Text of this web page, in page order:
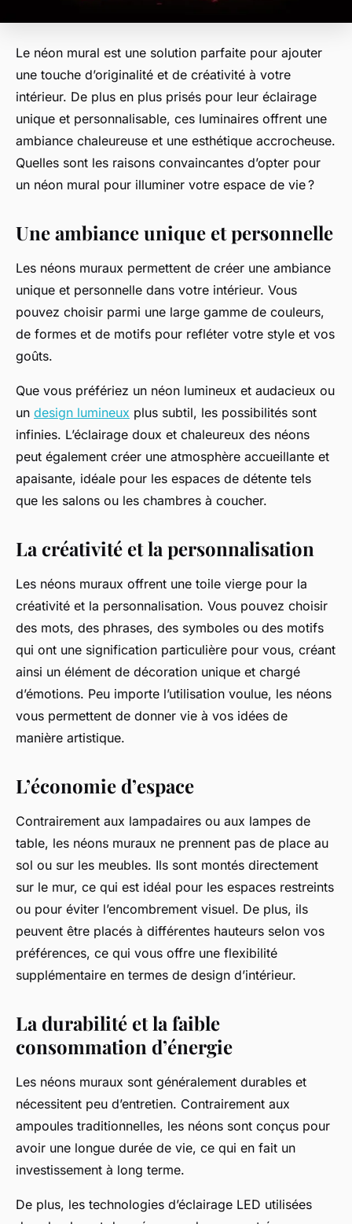
Le néon mural est une solution parfaite pour ajouter
une touche d’originalité et de créativité à votre
intérieur. De plus en plus prisés pour leur éclairage
unique et personnalisable, ces luminaires offrent une
ambiance chaleureuse et une esthétique accrocheuse.
Quelles sont les raisons convaincantes d’opter pour
un néon mural pour illuminer votre espace de vie ?
Une ambiance unique et personnelle
Les néons muraux permettent de créer une ambiance
unique et personnelle dans votre intérieur. Vous
pouvez choisir parmi une large gamme de couleurs,
de formes et de motifs pour refléter votre style et vos
goûts.
Que vous préfériez un néon lumineux et audacieux ou
un design lumineux plus subtil, les possibilités sont
infinies. L’éclairage doux et chaleureux des néons
peut également créer une atmosphère accueillante et
apaisante, idéale pour les espaces de détente tels
que les salons ou les chambres à coucher.
La créativité et la personnalisation
Les néons muraux offrent une toile vierge pour la
créativité et la personnalisation. Vous pouvez choisir
des mots, des phrases, des symboles ou des motifs
qui ont une signification particulière pour vous, créant
ainsi un élément de décoration unique et chargé
d’émotions. Peu importe l’utilisation voulue, les néons
vous permettent de donner vie à vos idées de
manière artistique.
L’économie d’espace
Contrairement aux lampadaires ou aux lampes de
table, les néons muraux ne prennent pas de place au
sol ou sur les meubles. Ils sont montés directement
sur le mur, ce qui est idéal pour les espaces restreints
ou pour éviter l’encombrement visuel. De plus, ils
peuvent être placés à différentes hauteurs selon vos
préférences, ce qui vous offre une flexibilité
supplémentaire en termes de design d’intérieur.
La durabilité et la faible
consommation d’énergie
Les néons muraux sont généralement durables et
nécessitent peu d’entretien. Contrairement aux
ampoules traditionnelles, les néons sont conçus pour
avoir une longue durée de vie, ce qui en fait un
investissement à long terme.
De plus, les technologies d’éclairage LED utilisées